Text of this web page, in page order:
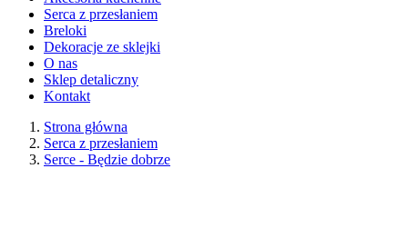
Serca z przesłaniem
Breloki
Dekoracje ze sklejki
O nas
Sklep detaliczny
Kontakt
Strona główna
Serca z przesłaniem
Serce - Będzie dobrze